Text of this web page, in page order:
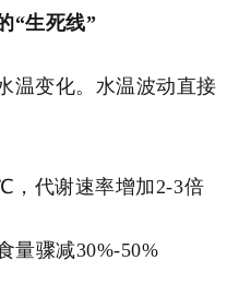
“生死线”
温变化。水温波动直接
，代谢速率增加2-3倍
量骤减30%-50%